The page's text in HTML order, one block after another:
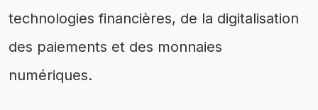
technologies financières, de la digitalisation
des paiements et des monnaies
numériques.